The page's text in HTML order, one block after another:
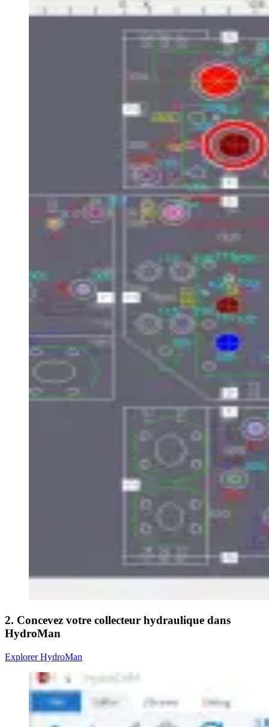
2. Concevez votre collecteur hydraulique dans
HydroMan
Explorer HydroMan